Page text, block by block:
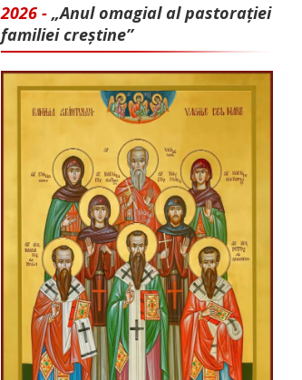
2026 - „Anul omagial al pastorației
familiei creștine”